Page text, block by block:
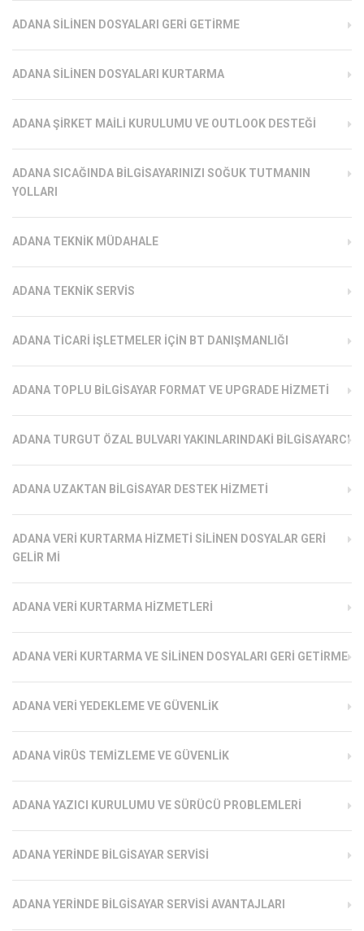
ADANA SILINEN DOSYALARI GERI GETIRME
ADANA SILINEN DOSYALARI KURTARMA
ADANA ŞIRKET MAILI KURULUMU VE OUTLOOK DESTEĞI
ADANA SICAĞINDA BILGISAYARINIZI SOĞUK TUTMANIN
YOLLARI
ADANA TEKNIK MÜDAHALE
ADANA TEKNIK SERVIS
ADANA TICARI İŞLETMELER İÇIN BT DANIŞMANLIĞI
ADANA TOPLU BILGISAYAR FORMAT VE UPGRADE HIZMETI
ADANA TURGUT ÖZAL BULVARI YAKINLARINDAKI BILGISAYARCI
ADANA UZAKTAN BILGISAYAR DESTEK HIZMETI
ADANA VERI KURTARMA HIZMETI SILINEN DOSYALAR GERI
GELIR MI
ADANA VERI KURTARMA HIZMETLERI
ADANA VERI KURTARMA VE SILINEN DOSYALARI GERI GETIRME
ADANA VERI YEDEKLEME VE GÜVENLIK
ADANA VIRÜS TEMIZLEME VE GÜVENLIK
ADANA YAZICI KURULUMU VE SÜRÜCÜ PROBLEMLERI
ADANA YERINDE BILGISAYAR SERVISI
ADANA YERINDE BILGISAYAR SERVISI AVANTAJLARI